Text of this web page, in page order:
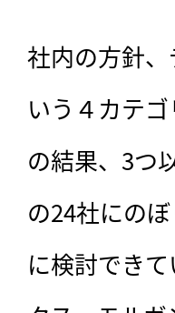
社内の方針
いう４カテ
の結果、3つ
の24社にの
に検討でき